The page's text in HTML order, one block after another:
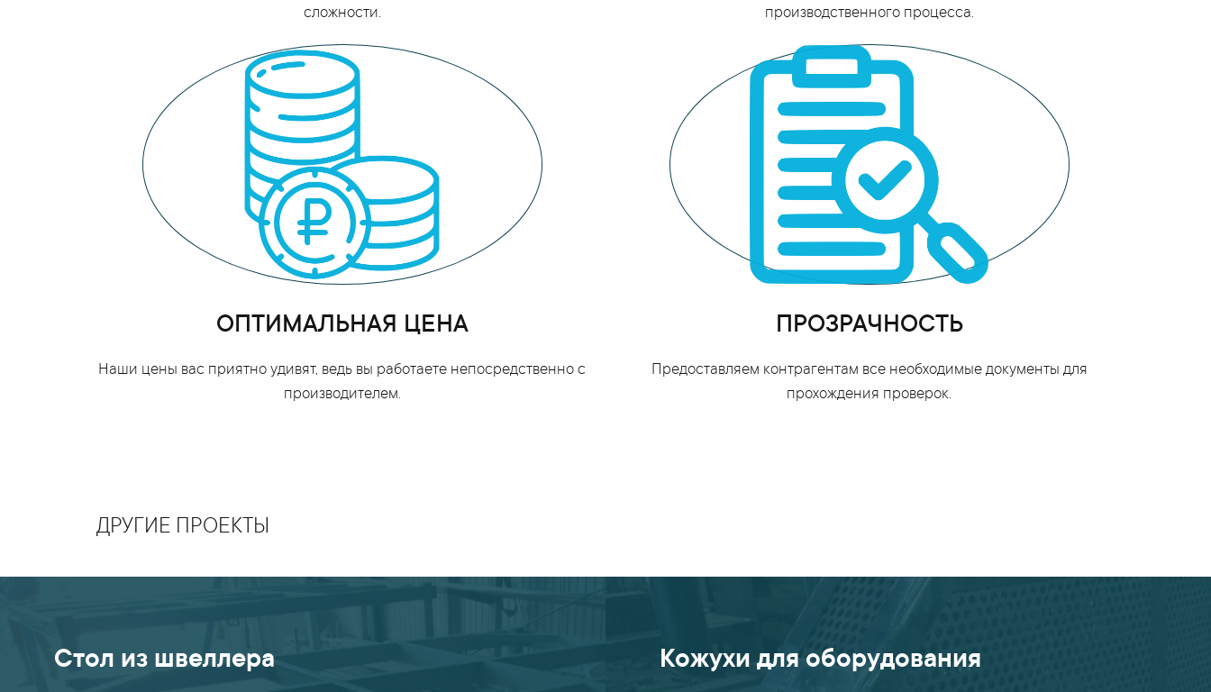
сложности.
производственного процесса.
ОПТИМАЛЬНАЯ ЦЕНА
Наши цены вас приятно удивят, ведь вы работаете непосредственно с
производителем.
ПРОЗРАЧНОСТЬ
Предоставляем контрагентам все необходимые документы для
прохождения проверок.
ДРУГИЕ ПРОЕКТЫ
Стол из швеллера Кожухи для оборудования